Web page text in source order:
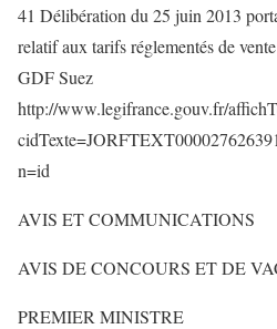
41 Délibération du 25 juin 2013
relatif aux tarifs réglementés de
GDF Suez
http://www.legifrance.gouv.fr/
n=id
AVIS ET COMMUNICATIONS
AVIS DE CONCOURS ET DE
PREMIER MINISTRE